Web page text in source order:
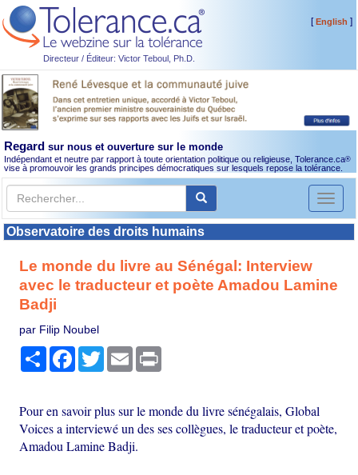
Directeur / Éditeur: Victor Teboul, Ph.D.
[English ]
Regard sur nous et ouverture sur le monde
Indépendant et neutre par rapport à toute orientation politique ou religieuse, Tolerance.ca®
vise à promouvoir les grands principes démocratiques sur lesquels repose la tolérance.
Toggle
Observatoire des droits humains
Le monde du livre au Sénégal: Interview
avec le traducteur et poète Amadou Lamine
Badji
par Filip Noubel
PartagerFacebook
TwitterEmail
Pour en savoir plus sur le monde du livre sénégalais, Global
Voices a interviewé un des ses collègues, le traducteur et poète,
Amadou Lamine Badji.